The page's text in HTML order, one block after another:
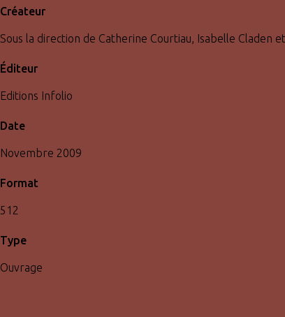
Créateur
Sous la direction de Catherine Courtiau, Isabelle Claden
Éditeur
Editions Infolio
Date
Novembre 2009
Format
512
Type
Ouvrage